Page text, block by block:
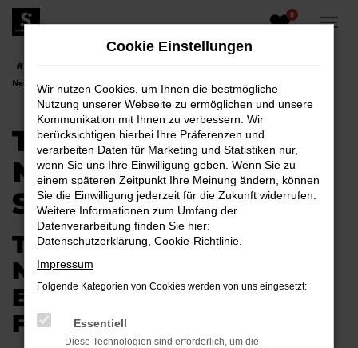
Zum
Hauptinhalt
0
Neuwagen für Schwarzheide
TOYOTA PROACE
NEUWAGEN FÜR
SCHWARZHEIDE
TOYOTA PROACE
NEUWAGEN –
EXZELLENTE MOBILITÄT
FÜR SCHWARZHEIDE
Cookie Einstellungen
Wir nutzen Cookies, um Ihnen die bestmögliche
Nutzung unserer Webseite zu ermöglichen und unsere
Kommunikation mit Ihnen zu verbessern. Wir
berücksichtigen hierbei Ihre Präferenzen und
verarbeiten Daten für Marketing und Statistiken nur,
wenn Sie uns Ihre Einwilligung geben. Wenn Sie zu
einem späteren Zeitpunkt Ihre Meinung ändern, können
Sie die Einwilligung jederzeit für die Zukunft widerrufen.
Weitere Informationen zum Umfang der
Datenverarbeitung finden Sie hier:
Datenschutzerklärung Cookie-Richtlinie
Impressum
Folgende Kategorien von Cookies werden von uns eingesetzt:
Essentiell
Diese Technologien sind erforderlich, um die